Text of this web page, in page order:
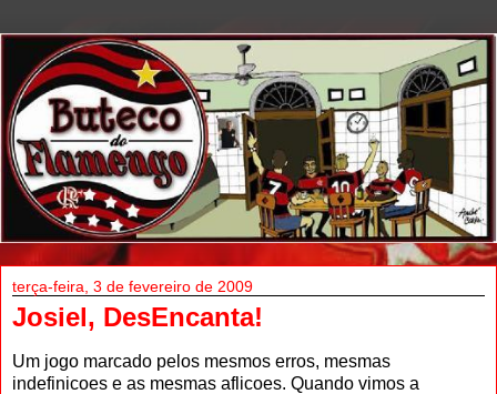
terça-feira, 3 de fevereiro de 2009
Josiel, DesEncanta!
Um jogo marcado pelos mesmos erros, mesmas
indefinicoes e as mesmas aflicoes. Quando vimos a